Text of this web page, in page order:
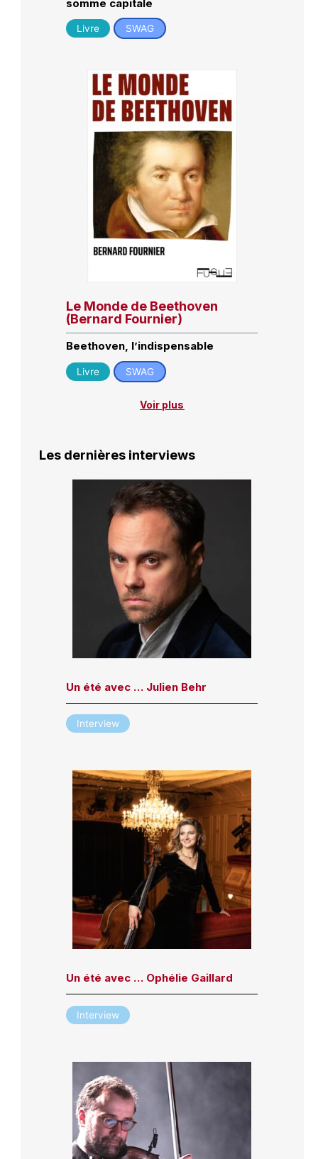
somme capitale
Livre SWAG
Le Monde de Beethoven
(Bernard Fournier)
Beethoven, l’indispensable
Livre SWAG
Voir plus
Les dernières interviews
Un été avec … Julien Behr
Interview
Un été avec … Ophélie Gaillard
Interview